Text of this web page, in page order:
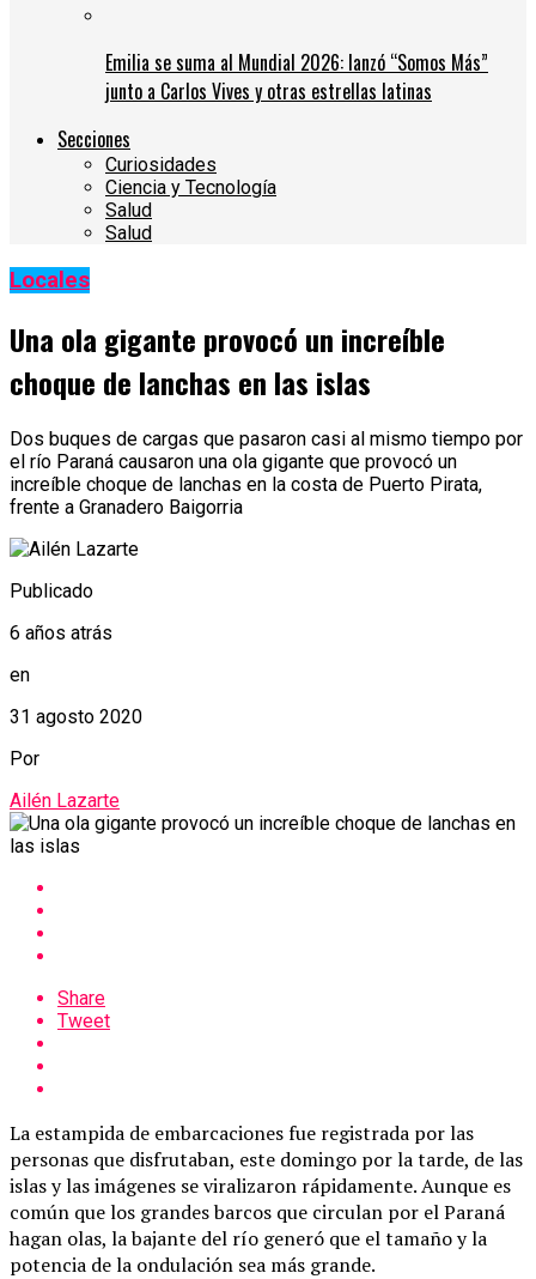
Emilia se suma al Mundial 2026: lanzó “Somos Más”
junto a Carlos Vives y otras estrellas latinas
Secciones
Curiosidades
Ciencia y Tecnología
Salud
Salud
Locales
Una ola gigante provocó un increíble
choque de lanchas en las islas
Dos buques de cargas que pasaron casi al mismo tiempo por
el río Paraná causaron una ola gigante que provocó un
increíble choque de lanchas en la costa de Puerto Pirata,
frente a Granadero Baigorria
Publicado
6 años atrás
en
31 agosto 2020
Por
Ailén Lazarte
Share
Tweet
La estampida de embarcaciones fue registrada por las
personas que disfrutaban, este domingo por la tarde, de las
islas y las imágenes se viralizaron rápidamente. Aunque es
común que los grandes barcos que circulan por el Paraná
hagan olas, la bajante del río generó que el tamaño y la
potencia de la ondulación sea más grande.